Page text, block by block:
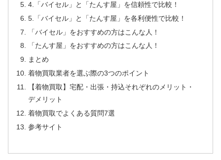
4.「バイセル」と「たんす屋」を信頼性で比較！
5.「バイセル」と「たんす屋」を各利便性で比較！
「バイセル」をおすすめの方はこんな人！
「たんす屋」をおすすめの方はこんな人！
まとめ
着物買取業者を選ぶ際の3つのポイント
【着物買取】宅配・出張・持込それぞれのメリット・
デメリット
着物買取でよくある質問7選
参考サイト